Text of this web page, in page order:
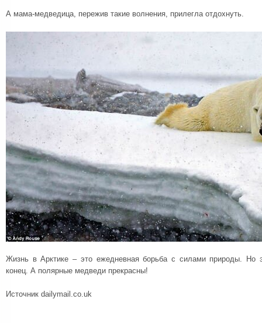
А мама-медведица, пережив такие волнения, прилегла отдохнуть.
Жизнь в Арктике – это ежедневная борьба с силами природы. Но
конец. А полярные медведи прекрасны!
Источник dailymail.co.uk